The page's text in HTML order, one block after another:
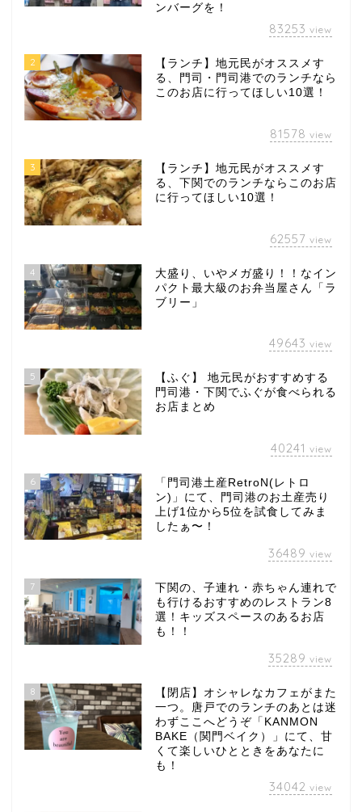
ンバーグを！
83253 view
2
【ランチ】地元民がオススメす
る、門司・門司港でのランチなら
このお店に行ってほしい10選！
81578 view
3
【ランチ】地元民がオススメす
る、下関でのランチならこのお店
に行ってほしい10選！
62557 view
4
大盛り、いやメガ盛り！！なイン
パクト最大級のお弁当屋さん「ラ
ブリー」
49643 view
5
【ふぐ】 地元民がおすすめする
門司港・下関でふぐが食べられる
お店まとめ
40241 view
6
「門司港土産RetroN(レトロ
ン)」にて、門司港のお土産売り
上げ1位から5位を試食してみま
したぁ〜！
36489 view
7
下関の、子連れ・赤ちゃん連れで
も行けるおすすめのレストラン8
選！キッズスペースのあるお店
も！！
35289 view
8
【閉店】オシャレなカフェがまた
一つ。唐戸でのランチのあとは迷
わずここへどうぞ「KANMON
BAKE（関門ベイク）」にて、甘
くて楽しいひとときをあなたに
も！
34042 view